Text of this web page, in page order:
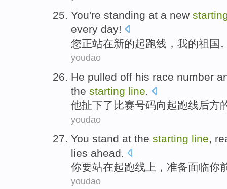
You're standing at a new
every day!
您正站在新的起跑线 ， 我的祖国
youdao
He pulled off his race number
the starting line.
他扯下了 比赛号码向起跑线后方
youdao
You stand at the starting line,
lies ahead.
你要站在起跑线 上， 准备面临你
youdao